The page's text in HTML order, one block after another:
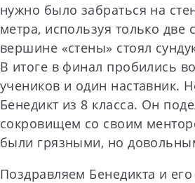
нужно было забраться на
метра, используя только
вершине «стены» стоял
В итоге в финал пробились
учеников и один наставник.
Бенедикт из 8 класса. Он
сокровищем со своим
были грязными, но
Поздравляем Бенедикта и его